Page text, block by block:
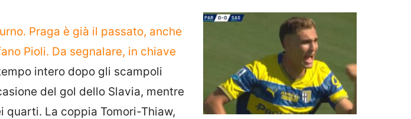
Praga è già il passato, anche
Pioli. Da segnalare, in chiave
intero dopo gli scampoli
del gol dello Slavia, mentre
quarti. La coppia Tomori-Thiaw,